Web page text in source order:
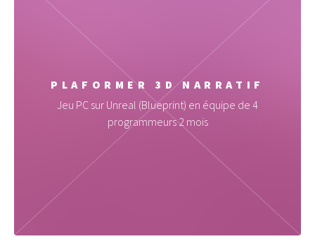
PLAFORMER 3D NARRATIF
Jeu PC sur Unreal (Blueprint) en équipe de 4
programmeurs 2 mois